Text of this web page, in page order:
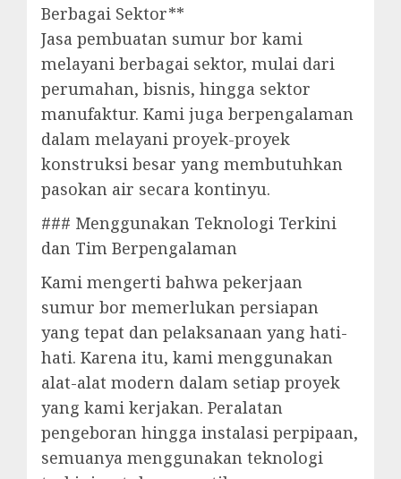
Berbagai Sektor**
Jasa pembuatan sumur bor kami
melayani berbagai sektor, mulai dari
perumahan, bisnis, hingga sektor
manufaktur. Kami juga berpengalaman
dalam melayani proyek-proyek
konstruksi besar yang membutuhkan
pasokan air secara kontinyu.
### Menggunakan Teknologi Terkini
dan Tim Berpengalaman
Kami mengerti bahwa pekerjaan
sumur bor memerlukan persiapan
yang tepat dan pelaksanaan yang hati-
hati. Karena itu, kami menggunakan
alat-alat modern dalam setiap proyek
yang kami kerjakan. Peralatan
pengeboran hingga instalasi perpipaan,
semuanya menggunakan teknologi